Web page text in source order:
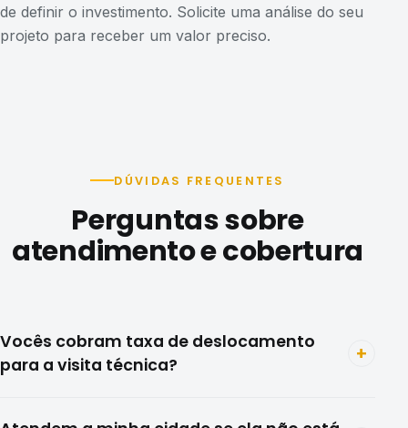
de definir o investimento. Solicite uma análise do seu
projeto para receber um valor preciso.
DÚVIDAS FREQUENTES
Perguntas sobre
atendimento e cobertura
Vocês cobram taxa de deslocamento
para a visita técnica?
+